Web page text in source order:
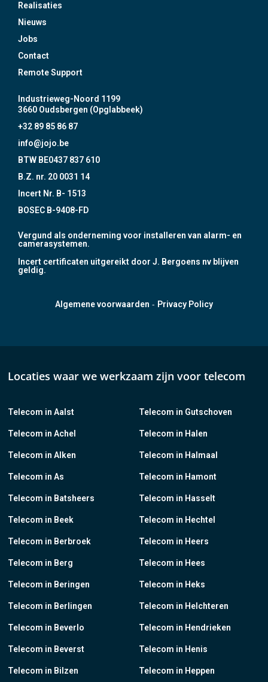
Realisaties
Nieuws
Jobs
Contact
Remote Support
Industrieweg-Noord 1199
3660 Oudsbergen (Opglabbeek)
+32 89 85 86 87
info@jojo.be
BTW BE0437 837 610
B.Z. nr. 20 0031 14
Incert Nr. B- 1513
BOSEC B-9408-FD
Vergund als onderneming voor installeren van alarm- en
camerasystemen.
Incert certificaten uitgereikt door J. Bergoens nv blijven
geldig.
Algemene voorwaarden - Privacy Policy
Locaties waar we werkzaam zijn voor telecom
Telecom in Aalst
Telecom in Achel
Telecom in Alken
Telecom in As
Telecom in Batsheers
Telecom in Beek
Telecom in Berbroek
Telecom in Berg
Telecom in Beringen
Telecom in Berlingen
Telecom in Beverlo
Telecom in Beverst
Telecom in Bilzen
Telecom in Gutschoven
Telecom in Halen
Telecom in Halmaal
Telecom in Hamont
Telecom in Hasselt
Telecom in Hechtel
Telecom in Heers
Telecom in Hees
Telecom in Heks
Telecom in Helchteren
Telecom in Hendrieken
Telecom in Henis
Telecom in Heppen